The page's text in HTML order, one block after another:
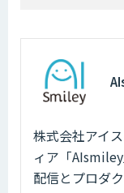
株式会社アイ
ィア「
配信とプロダ